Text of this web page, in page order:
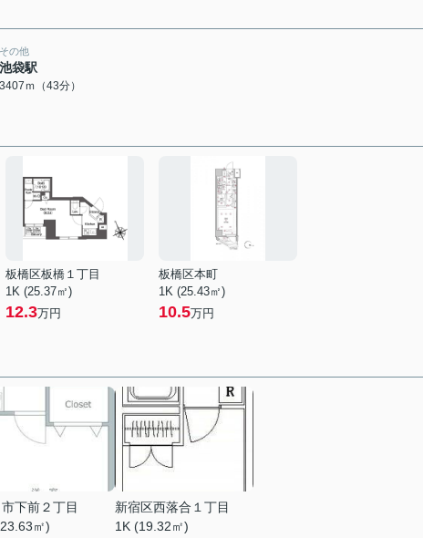
その他
池袋駅
3407ｍ（43分）
板橋区板橋１丁目
1K (25.37㎡)
12.3万円
板橋区本町
1K (25.43㎡)
10.5万円
市下前２丁目
㎡)
新宿区西落合１丁目
1K (19.32㎡)